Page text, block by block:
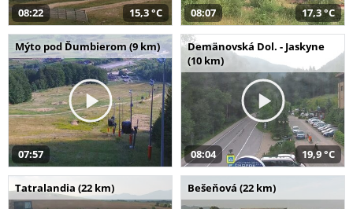
08:22 15,3 °C 08:07 17,3 °C
Mýto pod Ďumbierom (9 km)
07:57
Demänovská Dol. - Jaskyne
(10 km)
08:04 19,9 °C
Tatralandia (22 km) Bešeňová (22 km)